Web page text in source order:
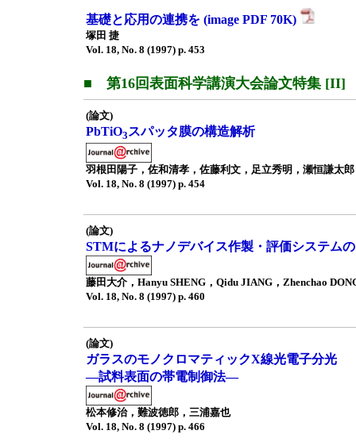
基礎と応用の連携を (image PDF 70K)
塚田 捷
Vol. 18, No. 8 (1997) p. 453
■ 第16回表面科学講演大会論文特集 [II]
(論文)
PbTiO3 スパッタ膜の構造解析
羽根田陽子，佐和清孝，佐藤利文，足立秀明，瀬恒謙太郎
Vol. 18, No. 8 (1997) p. 454
(論文)
STMによるナノデバイス作製・評価システム
藤田大介，Hanyu SHENG，Qidu JIANG，Zhenchao
Vol. 18, No. 8 (1997) p. 460
(論文)
ガラスのモノクロマティックX線光電子分光
—試料表面の帯電制御法—
松本修治，難波徳郎，三浦嘉也
Vol. 18, No. 8 (1997) p. 466